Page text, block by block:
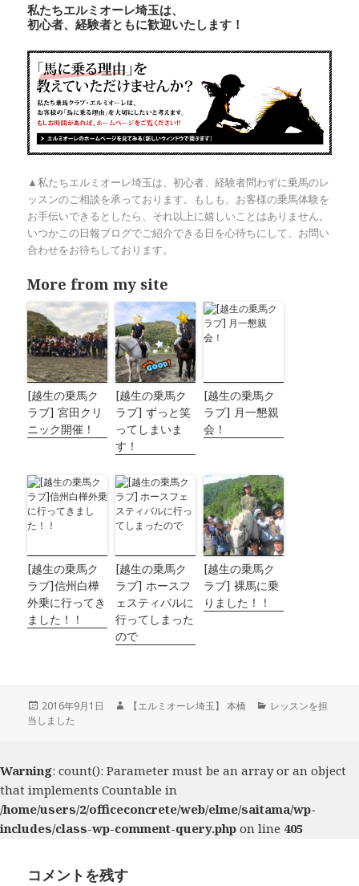
私たちエルミオーレ埼玉は、
初心者、経験者ともに歓迎いたします！
▲私たちエルミオーレ埼玉は、初心者、経験者問わずに乗馬のレ
ッスンのご相談を承っております。もしも、お客様の乗馬体験を
お手伝いできるとしたら、それ以上に嬉しいことはありません。
いつかこの日報ブログでご紹介できる日を心待ちにして、お問い
合わせをお待ちしております。
More from my site
[越生の乗馬ク
ラブ] 宮田クリ
ニック開催！
[越生の乗馬ク
ラブ] ずっと笑
ってしまいま
す！
[越生の乗馬ク
ラブ] 月一懇親
会！
[越生の乗馬ク
ラブ]信州白樺
外乗に行ってき
ました！！
[越生の乗馬ク
ラブ] ホースフ
ェスティバルに
行ってしまった
ので
[越生の乗馬ク
ラブ] 裸馬に乗
りました！！
投
稿
2016年9月1日
作【エルミオーレ埼玉】 本橋
カ
レッスンを担
当しました
Warning: count(): Parameter must be an array or an object
that implements Countable in
/home/users/2/officeconcrete/web/elme/saitama/wp-
includes/class-wp-comment-query.php on line 405
コメントを残す